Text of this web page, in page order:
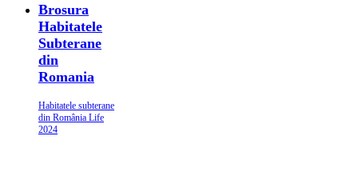
Brosura
Habitatele
Subterane
din
Romania
Habitatele subterane
din România Life
2024